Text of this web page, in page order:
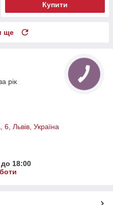
Купити
ще
рік
Львів, Україна
18:00